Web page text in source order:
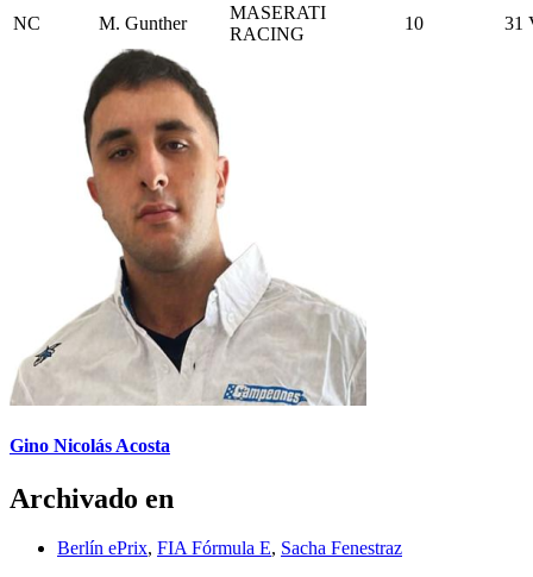
NC
M. Gunther
MASERATI
RACING
10 31
Gino Nicolás Acosta
Archivado en
Berlín ePrix, FIA Fórmula E, Sacha Fenestraz